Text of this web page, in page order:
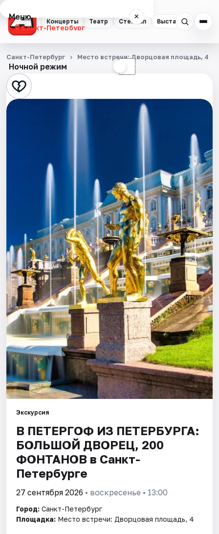
Концерты Театр Стендап Выставки
Меню ×
Санкт-Петербург
Концерты
Театр
Стендап
Экскурсии
Города
Площадки
Артисты
Рейтинги
Ночной режим ☾
Санкт-Петербург Место встречи: Дворцовая площадь, 4
Экскурсия
В ПЕТЕРГОФ ИЗ ПЕТЕРБУРГА:
БОЛЬШОЙ ДВОРЕЦ, 200
ФОНТАНОВ в Санкт-
Петербурге
27 сентября 2026 • воскресенье • 13:00
Город: Санкт-Петербург
Площадка: Место встречи: Дворцовая площадь, 4